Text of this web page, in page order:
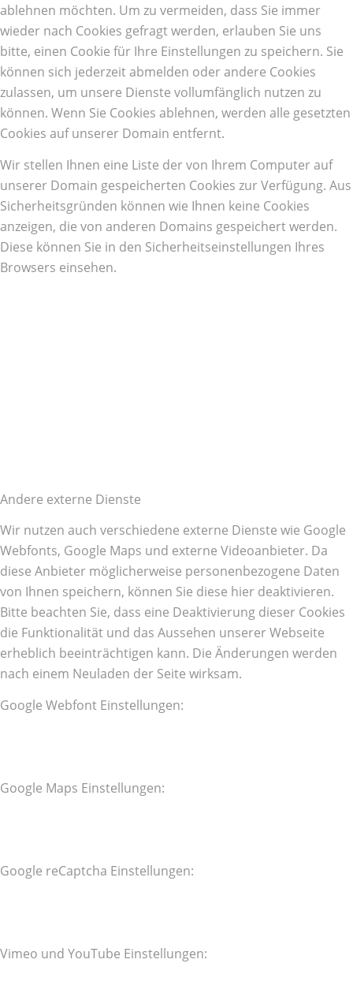
ablehnen möchten. Um zu vermeiden, dass Sie immer
wieder nach Cookies gefragt werden, erlauben Sie uns
bitte, einen Cookie für Ihre Einstellungen zu speichern. Sie
können sich jederzeit abmelden oder andere Cookies
zulassen, um unsere Dienste vollumfänglich nutzen zu
können. Wenn Sie Cookies ablehnen, werden alle gesetzten
Cookies auf unserer Domain entfernt.
Wir stellen Ihnen eine Liste der von Ihrem Computer auf
unserer Domain gespeicherten Cookies zur Verfügung. Aus
Sicherheitsgründen können wie Ihnen keine Cookies
anzeigen, die von anderen Domains gespeichert werden.
Diese können Sie in den Sicherheitseinstellungen Ihres
Browsers einsehen.
Andere externe Dienste
Wir nutzen auch verschiedene externe Dienste wie Google
Webfonts, Google Maps und externe Videoanbieter. Da
diese Anbieter möglicherweise personenbezogene Daten
von Ihnen speichern, können Sie diese hier deaktivieren.
Bitte beachten Sie, dass eine Deaktivierung dieser Cookies
die Funktionalität und das Aussehen unserer Webseite
erheblich beeinträchtigen kann. Die Änderungen werden
nach einem Neuladen der Seite wirksam.
Google Webfont Einstellungen:
Google Maps Einstellungen:
Google reCaptcha Einstellungen:
Vimeo und YouTube Einstellungen: